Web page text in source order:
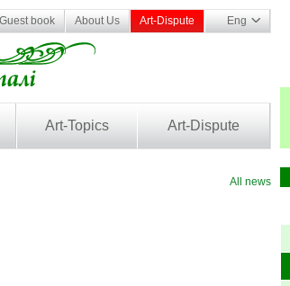
Guest book About Us Art-Dispute Eng
Art-Topics Art-Dispute
All news